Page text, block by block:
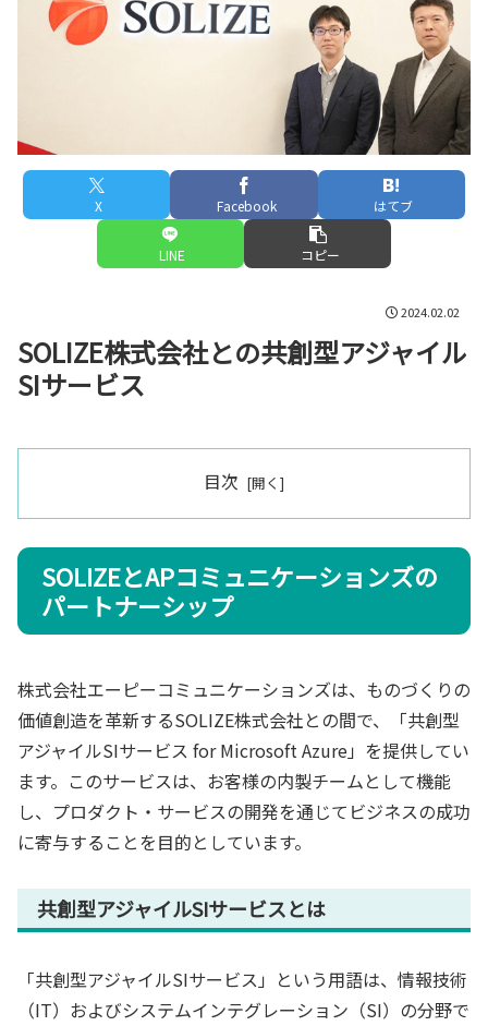
X Facebook はてブ
LINE コピー
2024.02.02
SOLIZE株式会社との共創型アジャイル
SIサービス
目次
SOLIZEとAPコミュニケーションズの
パートナーシップ
株式会社エーピーコミュニケーションズは、ものづくりの
価値創造を革新するSOLIZE株式会社との間で、「共創型
アジャイルSIサービス for Microsoft Azure」を提供してい
ます。このサービスは、お客様の内製チームとして機能
し、プロダクト・サービスの開発を通じてビジネスの成功
に寄与することを目的としています。
共創型アジャイルSIサービスとは
「共創型アジャイルSIサービス」という用語は、情報技術
（IT）およびシステムインテグレーション（SI）の分野で